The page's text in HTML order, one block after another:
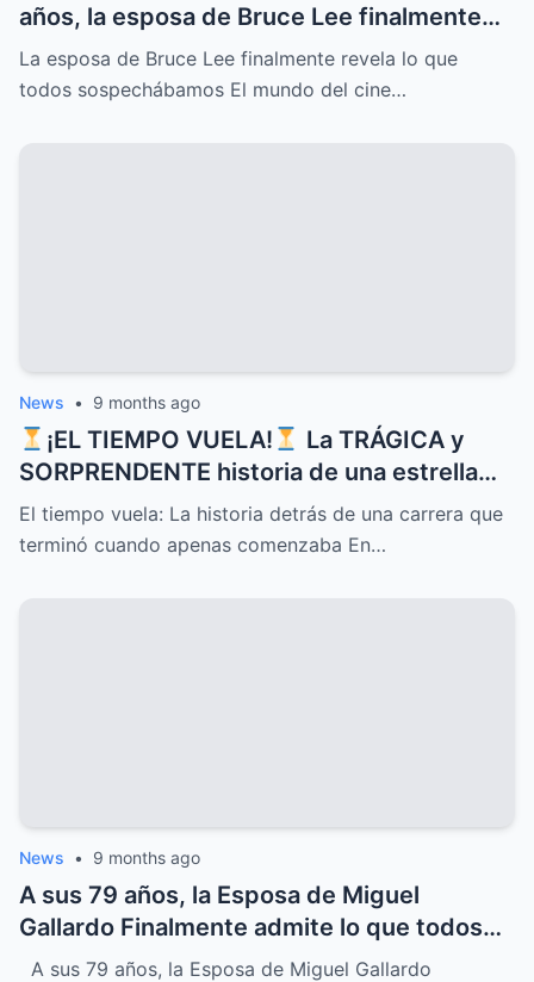
años, la esposa de Bruce Lee finalmente
rompe el silencio y revela lo que todos
sospechábamos: secretos ocultos,
La esposa de Bruce Lee finalmente revela lo que
todos sospechábamos El mundo del cine…
News • 9 months ago
¡EL TIEMPO VUELA!
La TRÁGICA y
SORPRENDENTE historia de una estrella
que CONQUISTÓ corazones con sus
canciones pero cuyo DESTINO inesperado
El tiempo vuela: La historia detrás de una carrera que
terminó cuando apenas comenzaba En…
News • 9 months ago
A sus 79 años, la Esposa de Miguel
Gallardo Finalmente admite lo que todos
sospechábamos
A sus 79 años, la Esposa de Miguel Gallardo